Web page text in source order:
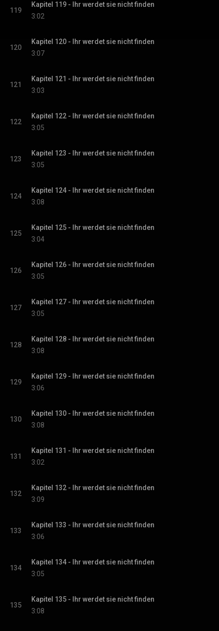
119
Kapitel 119 - Ihr werdet sie nicht finden
3:02
120
Kapitel 120 - Ihr werdet sie nicht finden
3:07
121
Kapitel 121 - Ihr werdet sie nicht finden
3:03
122
Kapitel 122 - Ihr werdet sie nicht finden
3:05
123
Kapitel 123 - Ihr werdet sie nicht finden
3:05
124
Kapitel 124 - Ihr werdet sie nicht finden
3:08
125
Kapitel 125 - Ihr werdet sie nicht finden
3:04
126
Kapitel 126 - Ihr werdet sie nicht finden
3:05
127
Kapitel 127 - Ihr werdet sie nicht finden
3:05
128
Kapitel 128 - Ihr werdet sie nicht finden
3:08
129
Kapitel 129 - Ihr werdet sie nicht finden
3:06
130
Kapitel 130 - Ihr werdet sie nicht finden
3:08
131
Kapitel 131 - Ihr werdet sie nicht finden
3:02
132
Kapitel 132 - Ihr werdet sie nicht finden
3:09
133
Kapitel 133 - Ihr werdet sie nicht finden
3:06
134
Kapitel 134 - Ihr werdet sie nicht finden
3:05
135
Kapitel 135 - Ihr werdet sie nicht finden
3:08